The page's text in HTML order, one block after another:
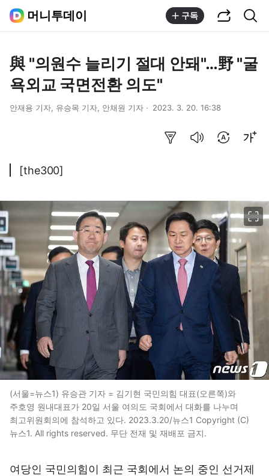
머니투데이 구독
與 "의원수 늘리기 절대 안돼"…野 "굴
욕외교 국면전환 의도"
안재용 기자, 유승목 기자, 안채원 기자 2023. 3. 20. 16:38
[the300]
(서울=뉴스1) 유승관 기자 = 김기현 국민의힘 대표(오른쪽)와
주호영 원내대표가 20일 서울 여의도 국회에서 대화를 나누며
최고위원회의에 참석하고 있다. 2023.3.20/뉴스1 Copyright (C)
뉴스1. All rights reserved. 무단 전재 및 재배포 금지.
여당인 국민의힘이 최근 국회에서 논의 중인 선거제